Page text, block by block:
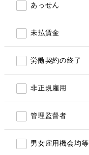
あっせん
未払賃金
労働契約の終了
非正規雇用
管理監督者
男女雇用機会均等